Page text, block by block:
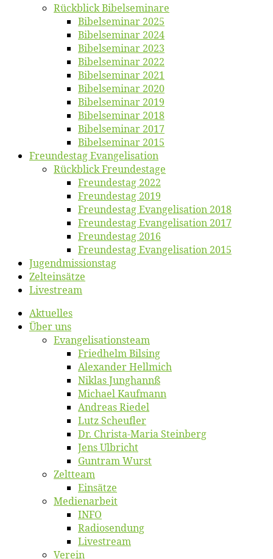
Rück­blick Bibelseminare
Bi­bel­se­mi­nar 2025
Bi­bel­se­mi­nar 2024
Bi­bel­se­mi­nar 2023
Bi­bel­se­mi­nar 2022
Bi­bel­se­mi­nar 2021
Bi­bel­se­mi­nar 2020
Bi­bel­se­mi­nar 2019
Bi­bel­se­mi­nar 2018
Bibelsemi­nar 2017
Bibelsemi­nar 2015
Freun­des­tag Evangelisation
Rück­blick Freundestage
Freun­des­tag 2022
Freun­des­tag 2019
Freun­des­tag Evan­ge­li­sa­ti­on 2018
Freun­des­tag Evan­ge­li­sa­ti­on 2017
Freun­des­tag 2016
Freun­des­tag Evan­ge­li­sa­ti­on 2015
Jugend­mis­sions­tag
Zelt­ein­sät­ze
Live­stream
Ak­tu­el­les
Über uns
Evangelisa­tions­team
Fried­helm Bilsing
Alex­an­der Hellmich
Ni­klas Junghannß
Mi­cha­el Kaufmann
An­dre­as Riedel
Lutz Scheuf­ler
Dr. Chris­­ta-Ma­ria Steinberg
Jens Ulb­richt
Gun­tram Wurst
Zelt­team
Ein­sät­ze
Me­di­en­ar­beit
INFO
Ra­dio­sen­dung
Live­stream
Ver­ein